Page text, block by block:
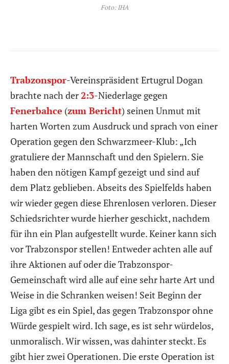
Foto: IHA
Trabzonspor-Vereinspräsident Ertugrul Dogan
brachte nach der 2:3-Niederlage gegen
Fenerbahce (zum Bericht) seinen Unmut mit
harten Worten zum Ausdruck und sprach von einer
Operation gegen den Schwarzmeer-Klub: „Ich
gratuliere der Mannschaft und den Spielern. Sie
haben den nötigen Kampf gezeigt und sind auf
dem Platz geblieben. Abseits des Spielfelds haben
wir wieder gegen diese Ehrenlosen verloren. Dieser
Schiedsrichter wurde hierher geschickt, nachdem
für ihn ein Plan aufgestellt wurde. Keiner kann sich
vor Trabzonspor stellen! Entweder achten alle auf
ihre Aktionen auf oder die Trabzonspor-
Gemeinschaft wird alle auf eine sehr harte Art und
Weise in die Schranken weisen! Seit Beginn der
Liga gibt es ein Spiel, das gegen Trabzonspor ohne
Würde gespielt wird. Ich sage, es ist sehr würdelos,
unmoralisch. Wir wissen, was dahinter steckt. Es
gibt hier zwei Operationen. Die erste Operation ist